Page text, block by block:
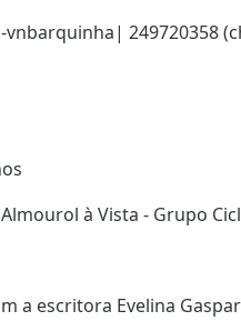
249720358
à Vista - Grupo
a escritora Evelina Gaspar